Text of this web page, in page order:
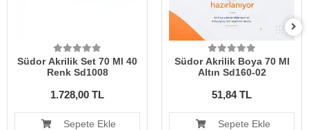
Südor Akrilik Set 70 Ml 40
Renk Sd1008
1.728,00 TL
Sepete Ekle
Südor Akrilik Boya 70 Ml
Altın Sd160-02
51,84 TL
Sepete Ekle